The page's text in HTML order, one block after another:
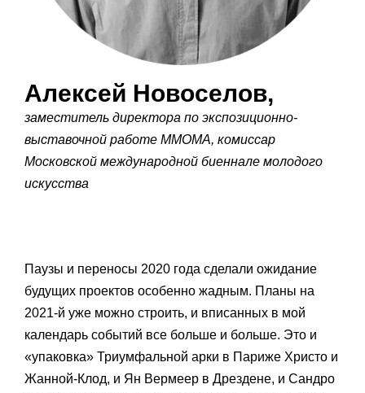
Алексей Новоселов,
заместитель директора по экспозиционно-
выставочной работе ММОМА, комиссар
Московской международной биеннале молодого
искусства
Паузы и переносы 2020 года сделали ожидание
будущих проектов особенно жадным. Планы на
2021-й уже можно строить, и вписанных в мой
календарь событий все больше и больше. Это и
«упаковка» Триумфальной арки в Париже Христо и
Жанной-Клод, и Ян Вермеер в Дрездене, и Сандро